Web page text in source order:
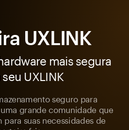
UXLINK
mais segura
UXLINK
seguro para
uma grande comunidade que
para suas necessidades de